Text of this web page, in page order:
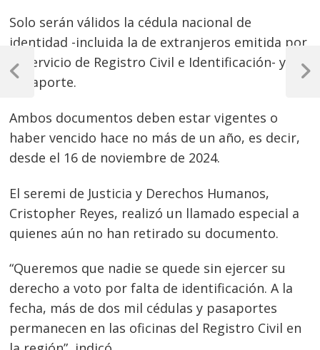
Solo serán válidos la cédula nacional de
identidad -incluida la de extranjeros emitida por
el Servicio de Registro Civil e Identificación- y el
pasaporte.
Ambos documentos deben estar vigentes o
haber vencido hace no más de un año, es decir,
desde el 16 de noviembre de 2024.
El seremi de Justicia y Derechos Humanos,
Cristopher Reyes, realizó un llamado especial a
quienes aún no han retirado su documento.
“Queremos que nadie se quede sin ejercer su
derecho a voto por falta de identificación. A la
fecha, más de dos mil cédulas y pasaportes
permanecen en las oficinas del Registro Civil en
Navegación
de
entradas
Previous
Next